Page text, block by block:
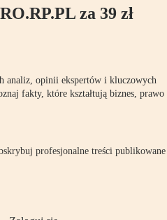
za 39 zł
analiz, opinii ekspertów i kluczowych
fakty, które kształtują biznes, prawo
profesjonalne treści publikowane